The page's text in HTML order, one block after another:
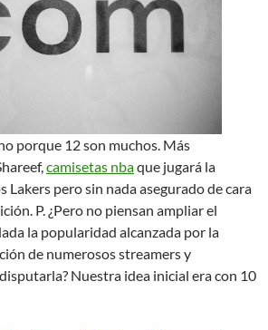
porque 12 son muchos. Más
camisetas nbaque jugará la
Lakers pero sin nada asegurado de cara
P. ¿Pero no piensan ampliar el
la popularidad alcanzada por la
de numerosos streamers y
Nuestra idea inicial era con 10